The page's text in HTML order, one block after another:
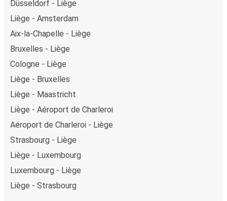
Düsseldorf - Liège
Liège - Amsterdam
Aix-la-Chapelle - Liège
Bruxelles - Liège
Cologne - Liège
Liège - Bruxelles
Liège - Maastricht
Liège - Aéroport de Charleroi
Aéroport de Charleroi - Liège
Strasbourg - Liège
Liège - Luxembourg
Luxembourg - Liège
Liège - Strasbourg